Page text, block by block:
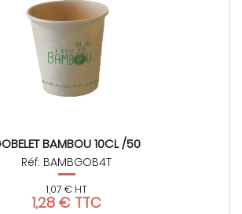
BAMBOU 10CL /50
Réf: BAMBGOB4T
1,07 € HT
1,28 € TTC